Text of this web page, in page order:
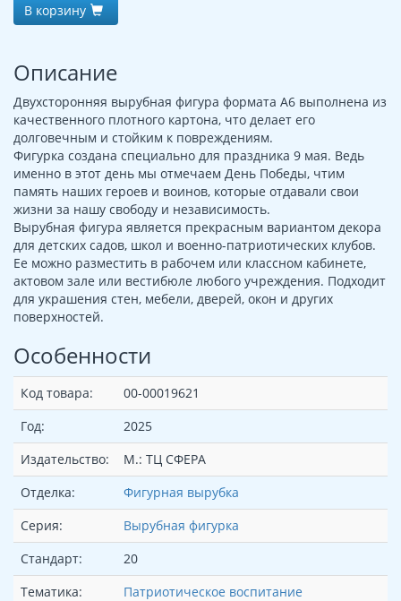
В корзину
Описание
Двухсторонняя вырубная фигура формата А6 выполнена из
качественного плотного картона, что делает его
долговечным и стойким к повреждениям.
Фигурка создана специально для праздника 9 мая. Ведь
именно в этот день мы отмечаем День Победы, чтим
память наших героев и воинов, которые отдавали свои
жизни за нашу свободу и независимость.
Вырубная фигура является прекрасным вариантом декора
для детских садов, школ и военно-патриотических клубов.
Ее можно разместить в рабочем или классном кабинете,
актовом зале или вестибюле любого учреждения. Подходит
для украшения стен, мебели, дверей, окон и других
поверхностей.
Особенности
Код товара:
00-00019621
Год:
2025
Издательство:
М.: ТЦ СФЕРА
Отделка:
Фигурная вырубка
Серия:
Вырубная фигурка
Стандарт:
20
Тематика:
Патриотическое воспитание